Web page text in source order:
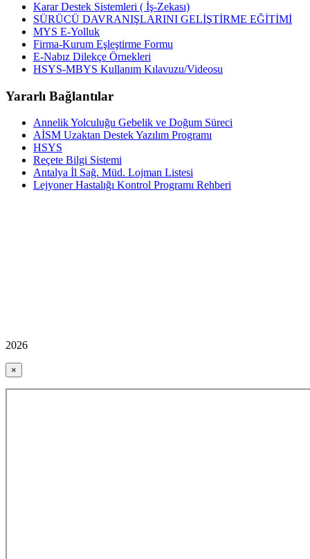
Karar Destek Sistemleri ( İş-Zekası)
SÜRÜCÜ DAVRANIŞLARINI GELİŞTİRME EĞİTİMİ
MYS E-Yolluk
Firma-Kurum Eşleştirme Formu
E-Nabız Dilekçe Örnekleri
HSYS-MBYS Kullanım Kılavuzu/Videosu
Yararlı Bağlantılar
Annelik Yolculuğu Gebelik ve Doğum Süreci
AİSM Uzaktan Destek Yazılım Programı
HSYS
Reçete Bilgi Sistemi
Antalya İl Sağ. Müd. Lojman Listesi
Lejyoner Hastalığı Kontrol Programı Rehberi
2026
×